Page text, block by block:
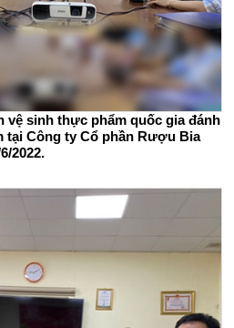
vệ sinh thực phẩm quốc gia đánh
tại Công ty Cổ phần Rượu Bia
2022.